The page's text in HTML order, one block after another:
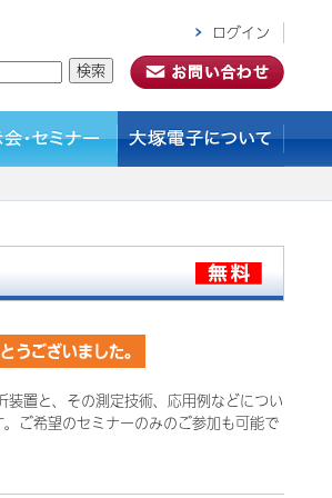
ログイン
うございました。
置と、その測定技術、応用例などについ
ご希望のセミナーのみのご参加も可能で